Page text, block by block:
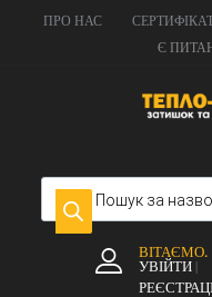
ПРО НАС
Є
ВІТАЄМО.
УВІЙТИ